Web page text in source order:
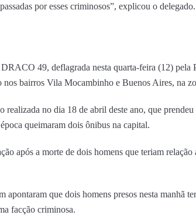
por esses criminosos”, explicou o delegado.
49, deflagrada nesta quarta-feira (12)
nos bairros Vila Mocambinho e Buenos Aires, na
realizada no dia 18 de abril deste ano, que
queimaram dois ônibus na capital.
após a morte de dois homens que teriam
apontaram que dois homens presos nesta manhã
facção criminosa.